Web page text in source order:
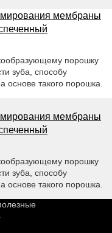
мембраны
порошку
зуба, способу
основе такого порошка.
мембраны
порошку
зуба, способу
основе такого порошка.